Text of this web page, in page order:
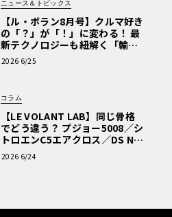
ニュース＆トピックス
【ル・ボラン8月号】クルマ好き
の「？」が「！」に変わる！ 最
新テクノロジーも紐解く「輸入
車Q&A」
2026 6/25
コラム
【LE VOLANT LAB】同じ骨格
でどう違う？ プジョー5008／シ
トロエンC5エアクロス／DS Nº4
読者一気乗りレポート
2026 6/24